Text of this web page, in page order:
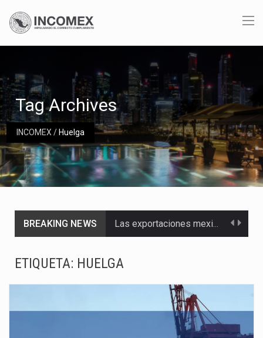
INCOMEX/ Huelga
Tag Archives
BREAKING NEWS Las exportaciones mexicanas de vehículos ligeros disminuyeron 9.67 % en julio a tasa anual, alcanzando…
Ante la suspensión temporal de las inspecciones sanitarias del Departamento de Agricultura de Estados Unidos…
ETIQUETA: HUELGA